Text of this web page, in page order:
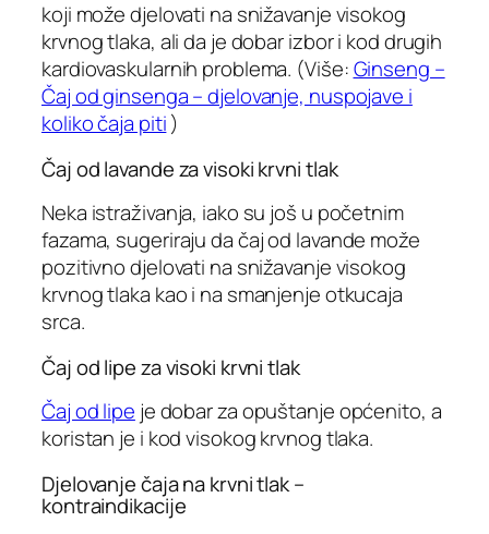
koji može djelovati na snižavanje visokog
krvnog tlaka, ali da je dobar izbor i kod drugih
kardiovaskularnih problema. (Više:Ginseng –
Čaj od ginsenga – djelovanje, nuspojave i
koliko čaja piti)
Čaj od lavande za visoki krvni tlak
Neka istraživanja, iako su još u početnim
fazama, sugeriraju da čaj od lavande može
pozitivno djelovati na snižavanje visokog
krvnog tlaka kao i na smanjenje otkucaja
srca.
Čaj od lipe za visoki krvni tlak
Čaj od lipe je dobar za opuštanje općenito, a
koristan je i kod visokog krvnog tlaka.
Djelovanje čaja na krvni tlak –
kontraindikacije